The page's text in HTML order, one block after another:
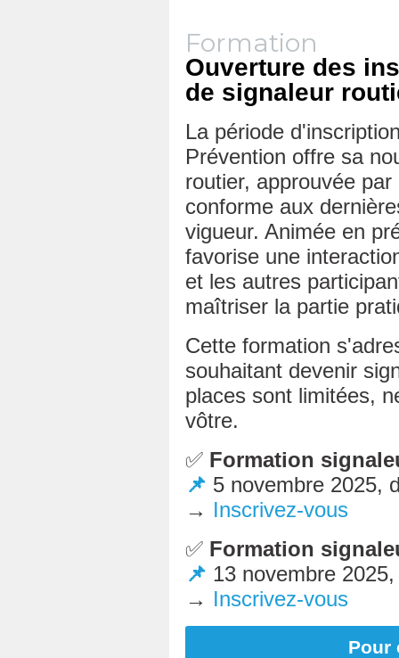
Formation
Ouverture des
de signaleur
La période
Prévention offre sa
routier, approuvée
conforme aux
vigueur. Animée en
favorise une
et les autres
maîtriser la partie
Cette formation
souhaitant devenir
places sont limitées,
vôtre.
✅ Formation
📌 5 novembre 2025,
→ Inscrivez-vous
✅ Formation
📌 13 novembre
→ Inscrivez-vous
Pour